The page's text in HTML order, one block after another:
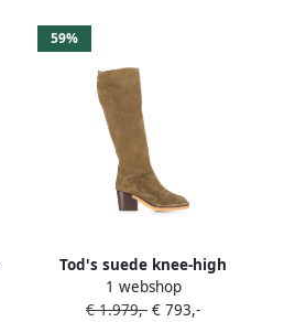
59%
Tod's suede knee-high
boots Groen
1 webshop
€ 1.979,- € 793,-